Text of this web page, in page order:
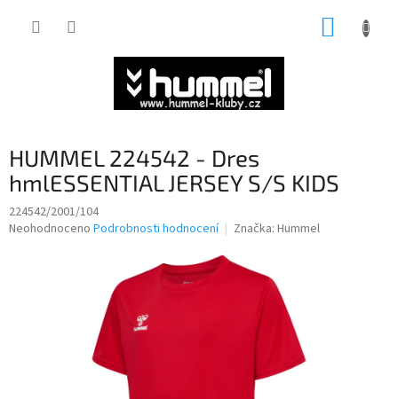
HUMMEL 224542 - Dres
hmlESSENTIAL JERSEY S/S KIDS
224542/2001/104
Průměrné
Neohodnoceno Podrobnosti hodnocení Značka: Hummel